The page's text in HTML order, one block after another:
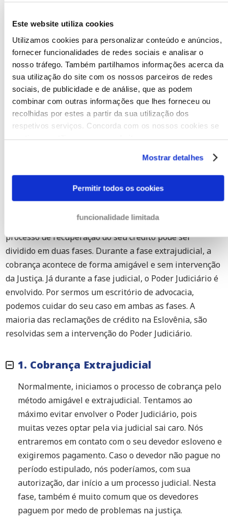
Este website utiliza cookies
Utilizamos cookies para personalizar conteúdo e anúncios,
fornecer funcionalidades de redes sociais e analisar o
nosso tráfego. Também partilhamos informações acerca da
sua utilização do site com os nossos parceiros de redes
sociais, de publicidade e de análise, que as podem
combinar com outras informações que lhes forneceu ou
recolhidas por estes a partir da sua utilização dos
respetivos serviços. Concorda com os nossos cookies se
Mostrar detalhes
Permitir todos os cookies
funcionalidade limitada
+59
anos de experiência
+98
funcionários internacionais
O PROCESSO DE RECUPERAÇÃO
DE CRÉDITO NA ESLOVÊNIA
Quando lidamos com uma cobrança na Eslovênia, o
processo de recuperação do seu crédito pode ser
dividido em duas fases. Durante a fase extrajudicial, a
cobrança acontece de forma amigável e sem intervenção
da Justiça. Já durante a fase judicial, o Poder Judiciário é
envolvido. Por sermos um escritório de advocacia,
podemos cuidar do seu caso em ambas as fases. A
maioria das reclamações de crédito na Eslovênia, são
resolvidas sem a intervenção do Poder Judiciário.
1. Cobrança Extrajudicial
Normalmente, iniciamos o processo de cobrança pelo
método amigável e extrajudicial. Tentamos ao
máximo evitar envolver o Poder Judiciário, pois
muitas vezes optar pela via judicial sai caro. Nós
entraremos em contato com o seu devedor esloveno e
exigiremos pagamento. Caso o devedor não pague no
período estipulado, nós poderíamos, com sua
autorização, dar início a um processo judicial. Nesta
fase, também é muito comum que os devedores
paguem por medo de problemas na justiça.